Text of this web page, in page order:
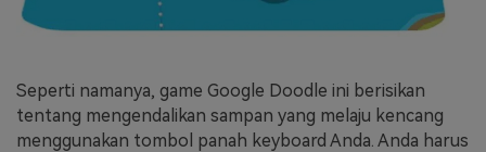
Seperti namanya, game Google Doodle ini berisikan
tentang mengendalikan sampan yang melaju kencang
menggunakan tombol panah keyboard Anda. Anda harus